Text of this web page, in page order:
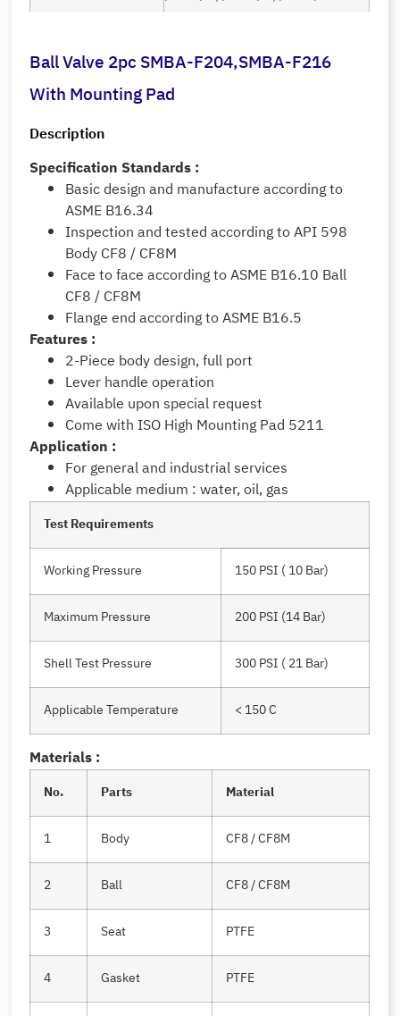
Ball Valve 2pc SMBA-F204,SMBA-F216
With Mounting Pad
Description
Specification Standards :
Basic design and manufacture according to
ASME B16.34
Inspection and tested according to API 598
Body CF8 / CF8M
Face to face according to ASME B16.10 Ball
CF8 / CF8M
Flange end according to ASME B16.5
Features :
2-Piece body design, full port
Lever handle operation
Available upon special request
Come with ISO High Mounting Pad 5211
Application :
For general and industrial services
Applicable medium : water, oil, gas
Test Requirements
Working Pressure 150 PSI ( 10 Bar)
Maximum Pressure 200 PSI (14 Bar)
Shell Test Pressure 300 PSI ( 21 Bar)
Applicable Temperature < 150 C
Materials :
No. Parts Material
1 Body CF8 / CF8M
2 Ball CF8 / CF8M
3 Seat PTFE
4 Gasket PTFE